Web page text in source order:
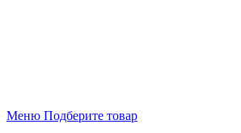
Меню Подберите товар